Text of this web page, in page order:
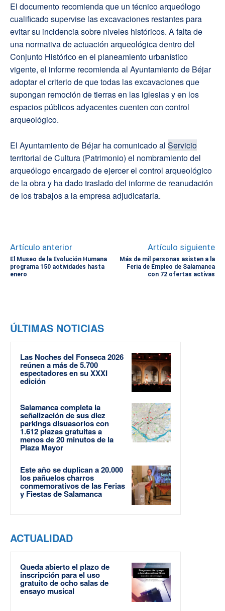
El documento recomienda que un técnico arqueólogo
cualificado supervise las excavaciones restantes para
evitar su incidencia sobre niveles históricos. A falta de
una normativa de actuación arqueológica dentro del
Conjunto Histórico en el planeamiento urbanístico
vigente, el informe recomienda al Ayuntamiento de Béjar
adoptar el criterio de que todas las excavaciones que
supongan remoción de tierras en las iglesias y en los
espacios públicos adyacentes cuenten con control
arqueológico.
El Ayuntamiento de Béjar ha comunicado al Servicio
territorial de Cultura (Patrimonio) el nombramiento del
arqueólogo encargado de ejercer el control arqueológico
de la obra y ha dado traslado del informe de reanudación
de los trabajos a la empresa adjudicataria.
Artículo anterior
El Museo de la Evolución Humana
programa 150 actividades hasta
enero
Artículo siguiente
Más de mil personas asisten a la
Feria de Empleo de Salamanca
con 72 ofertas activas
ÚLTIMAS NOTICIAS
Las Noches del Fonseca 2026
reúnen a más de 5.700
espectadores en su XXXI
edición
Salamanca completa la
señalización de sus diez
parkings disuasorios con
1.612 plazas gratuitas a
menos de 20 minutos de la
Plaza Mayor
Este año se duplican a 20.000
los pañuelos charros
conmemorativos de las Ferias
y Fiestas de Salamanca
ACTUALIDAD
Queda abierto el plazo de
inscripción para el uso
gratuito de ocho salas de
ensayo musical